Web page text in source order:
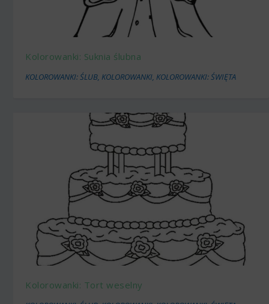
Kolorowanki: Suknia ślubna
KOLOROWANKI: ŚLUB,KOLOROWANKI,KOLOROWANKI: ŚWIĘTA
Kolorowanki: Tort weselny